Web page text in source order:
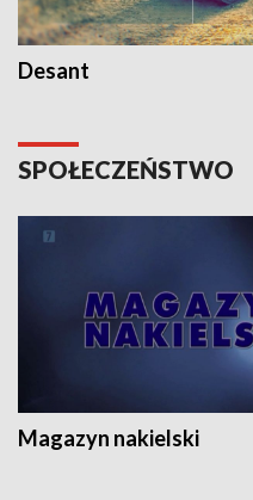
Desant
SPOŁECZEŃSTWO
Magazyn nakielski